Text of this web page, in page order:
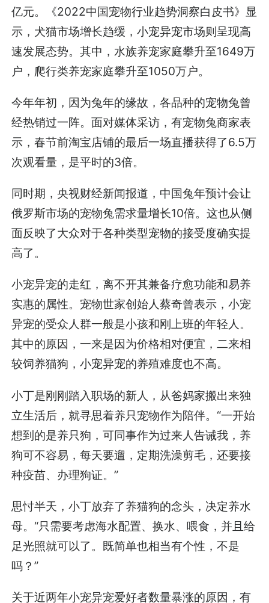
亿元。《2022中国宠物行业趋势洞察白皮书》显
示，犬猫市场增长趋缓，小宠异宠市场则呈现高
速发展态势。其中，水族养宠家庭攀升至1649万
户，爬行类养宠家庭攀升至1050万户。
今年年初，因为兔年的缘故，各品种的宠物兔曾
经热销过一阵。面对媒体采访，有宠物兔商家表
示，春节前淘宝店铺的最后一场直播获得了6.5万
次观看量，是平时的3倍。
同时期，央视财经新闻报道，中国兔年预计会让
俄罗斯市场的宠物兔需求量增长10倍。这也从侧
面反映了大众对于各种类型宠物的接受度确实提
高了。
小宠异宠的走红，离不开其兼备疗愈功能和易养
实惠的属性。宠物世家创始人蔡奇曾表示，小宠
异宠的受众人群一般是小孩和刚上班的年轻人。
其中的原因，一来是因为价格相对便宜，二来相
较饲养猫狗，小宠异宠的养殖难度也不高。
小丁是刚刚踏入职场的新人，从爸妈家搬出来独
立生活后，就寻思着养只宠物作为陪伴。“一开始
想到的是养只狗，可同事作为过来人告诫我，养
狗可不容易，每天要遛，定期洗澡剪毛，还要接
种疫苗、办理狗证。”
思忖半天，小丁放弃了养猫狗的念头，决定养水
母。“只需要考虑海水配置、换水、喂食，并且给
足光照就可以了。既简单也相当有个性，不是
吗？”
关于近两年小宠异宠爱好者数量暴涨的原因，有